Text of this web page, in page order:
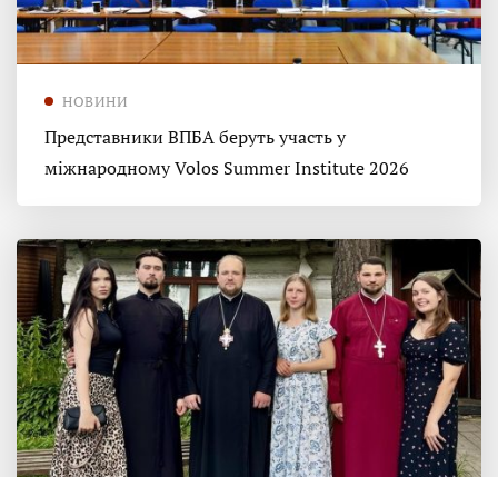
НОВИНИ
Представники ВПБА беруть участь у
міжнародному Volos Summer Institute 2026